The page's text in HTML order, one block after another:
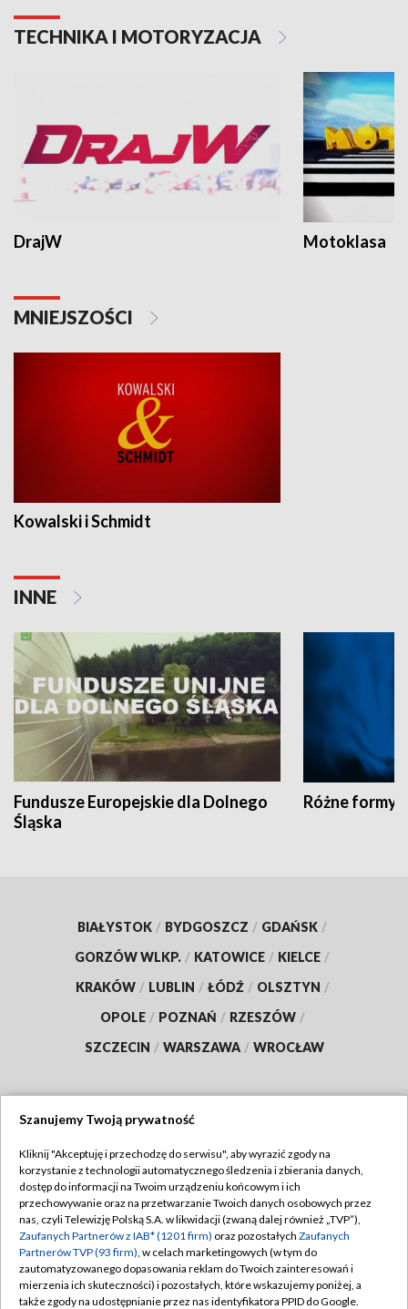
TECHNIKA I MOTORYZACJA
DrajW Motoklasa
MNIEJSZOŚCI
Kowalski i Schmidt
INNE
Fundusze Europejskie dla Dolnego
Śląska
Różne formy
BIAŁYSTOK / BYDGOSZCZ / GDAŃSK /
GORZÓW WLKP. / KATOWICE / KIELCE /
KRAKÓW / LUBLIN / ŁÓDŹ / OLSZTYN /
OPOLE / POZNAŃ / RZESZÓW /
SZCZECIN / WARSZAWA / WROCŁAW
TVP
Abonament TVP
Emisja w TVP
Centrum informacji TVP
Naziemna Telewizja Cyfrowa
Regulamin TVP
Polityka prywatności
Moje zgody
Pomoc
Szanujemy Twoją prywatność
Kliknij "Akceptuję i przechodzę do serwisu", aby wyrazić zgody na
korzystanie z technologii automatycznego śledzenia i zbierania danych,
dostęp do informacji na Twoim urządzeniu końcowym i ich
przechowywanie oraz na przetwarzanie Twoich danych osobowych przez
nas, czyli Telewizję Polską S.A. w likwidacji (zwaną dalej również „TVP”),
Zaufanych Partnerów z IAB* (1201 firm) oraz pozostałych Zaufanych
Partnerów TVP (93 firm), w celach marketingowych (w tym do
zautomatyzowanego dopasowania reklam do Twoich zainteresowań i
mierzenia ich skuteczności) i pozostałych, które wskazujemy poniżej, a
także zgody na udostępnianie przez nas identyfikatora PPID do Google.